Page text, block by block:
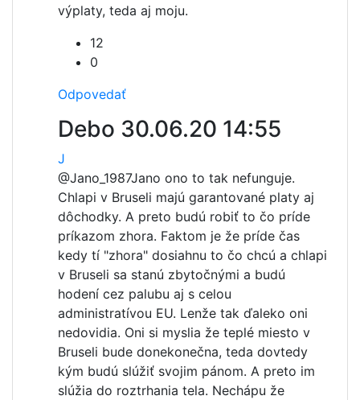
výplaty, teda aj moju.
12
0
Odpovedať
Debo 30.06.20 14:55
J
@Jano_1987Jano ono to tak nefunguje.
Chlapi v Bruseli majú garantované platy aj
dôchodky. A preto budú robiť to čo príde
príkazom zhora. Faktom je že príde čas
kedy tí "zhora" dosiahnu to čo chcú a chlapi
v Bruseli sa stanú zbytočnými a budú
hodení cez palubu aj s celou
administratívou EU. Lenže tak ďaleko oni
nedovidia. Oni si myslia že teplé miesto v
Bruseli bude donekonečna, teda dovtedy
kým budú slúžiť svojim pánom. A preto im
slúžia do roztrhania tela. Nechápu že